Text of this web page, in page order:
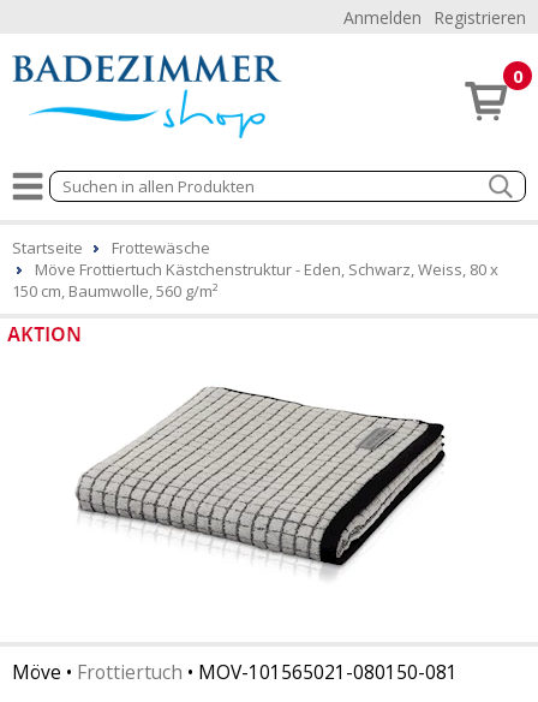
Anmelden Registrieren
0
Startseite
Frottewäsche
Möve Frottiertuch Kästchenstruktur - Eden, Schwarz, Weiss, 80 x
150 cm, Baumwolle, 560 g/m²
Möve • Frottiertuch • MOV-101565021-080150-081